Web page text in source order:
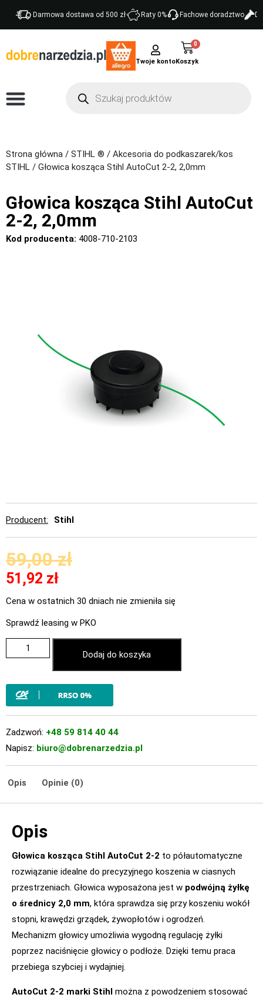
Darmowa dostawa od 500 zł Raty 0% Fachowe doradztwo
Twoje konto
0
Strona główna / STIHL ® / Akcesoria do podkaszarek/kos
STIHL / Głowica kosząca Stihl AutoCut 2-2, 2,0mm
Głowica kosząca Stihl AutoCut
2-2, 2,0mm
Kod producenta: 4008-710-2103
Producent Stihl
59,00zł
51,92 zł
Cena w ostatnich 30 dniach nie zmieniła się
Sprawdź leasing w PKO
Dodaj do koszyka
Zadzwoń: +48 59 814 40 44
Napisz: biuro@dobrenarzedzia.pl
Opis Opinie (0)
Opis
Głowica kosząca Stihl AutoCut 2-2 to półautomatyczne
rozwiązanie idealne do precyzyjnego koszenia w ciasnych
przestrzeniach. Głowica wyposażona jest w podwójną żyłkę
o średnicy 2,0 mm, która sprawdza się przy koszeniu wokół
stopni, krawędzi grządek, żywopłotów i ogrodzeń.
Mechanizm głowicy umożliwia wygodną regulację żyłki
poprzez naciśnięcie głowicy o podłoże. Dzięki temu praca
przebiega szybciej i wydajniej.
AutoCut 2-2 marki Stihl można z powodzeniem stosować